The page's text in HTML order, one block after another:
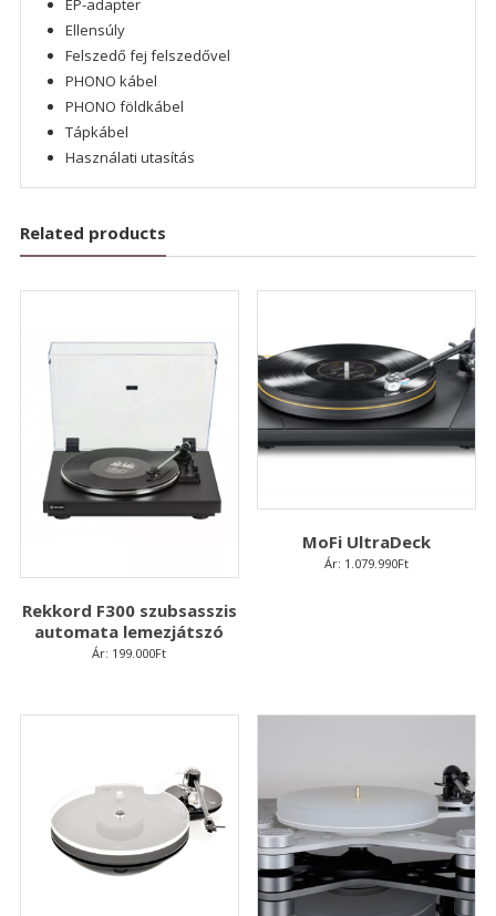
EP-adapter
Ellensúly
Felszedő fej felszedővel
PHONO kábel
PHONO földkábel
Tápkábel
Használati utasítás
Related products
Rekkord F300 szubsasszis
automata lemezjátszó
Ár: 199.000Ft
MoFi UltraDeck
Ár: 1.079.990Ft